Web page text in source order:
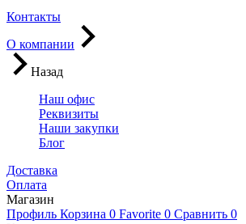
Контакты
О компании
Назад
Наш офис
Реквизиты
Наши закупки
Блог
Доставка
Оплата
Магазин
Профиль Корзина 0 Favorite 0 Сравнить 0